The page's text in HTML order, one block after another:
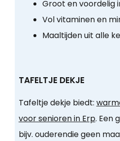
Groot en voordelig
Vol vitaminen en
Maaltijden uit alle
TAFELTJE DEKJE
Tafeltje dekje biedt:
voor senioren in Erp. Een
bijv. ouderendie geen